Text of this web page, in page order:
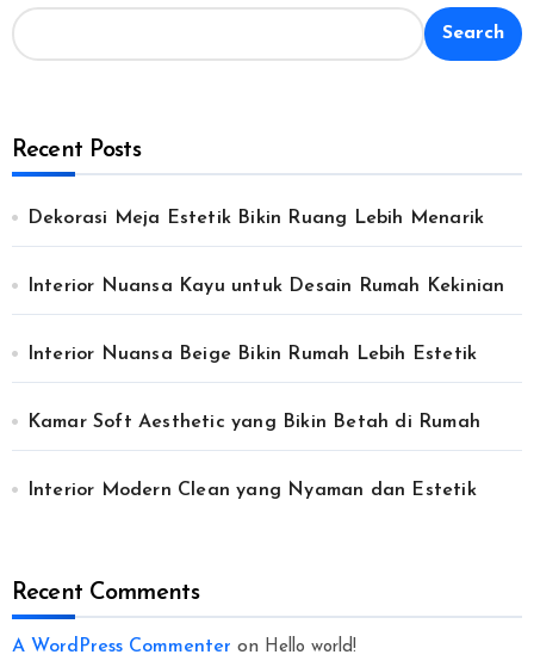
Search
Recent Posts
Dekorasi Meja Estetik Bikin Ruang Lebih Menarik
Interior Nuansa Kayu untuk Desain Rumah Kekinian
Interior Nuansa Beige Bikin Rumah Lebih Estetik
Kamar Soft Aesthetic yang Bikin Betah di Rumah
Interior Modern Clean yang Nyaman dan Estetik
Recent Comments
A WordPress Commenter on Hello world!